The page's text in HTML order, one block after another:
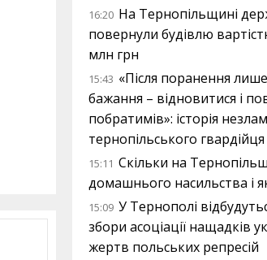
16:20 На Тернопільщині
повернули будівлю
млн грн
15:43 «Після поранення
бажання – відновитися і
побратимів»: історія
тернопільського гвардійця
15:11 Скільки на
домашнього насильства і
15:09 У Тернополі
збори асоціації нащадків
жертв польських репресій